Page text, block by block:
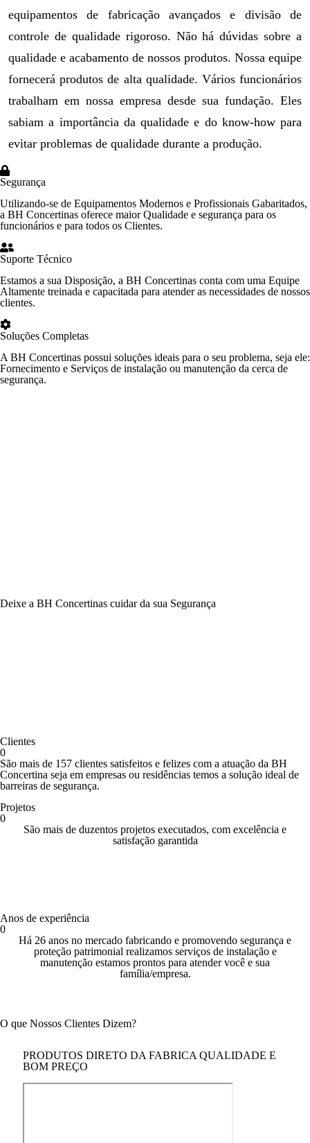
equipamentos de fabricação avançados e divisão de
controle de qualidade rigoroso. Não há dúvidas sobre a
qualidade e acabamento de nossos produtos. Nossa equipe
fornecerá produtos de alta qualidade. Vários funcionários
trabalham em nossa empresa desde sua fundação. Eles
sabiam a importância da qualidade e do know-how para
evitar problemas de qualidade durante a produção.
Segurança
Utilizando-se de Equipamentos Modernos e Profissionais Gabaritados,
a BH Concertinas oferece maior Qualidade e segurança para os
funcionários e para todos os Clientes.
Suporte Técnico
Estamos a sua Disposição, a BH Concertinas conta com uma Equipe
Altamente treinada e capacitada para atender as necessidades de nossos
clientes.
Soluções Completas
A BH Concertinas possui soluções ideais para o seu problema, seja ele:
Fornecimento e Serviços de instalação ou manutenção da cerca de
segurança.
Deixe a BH Concertinas cuidar da sua Segurança
Clientes
0
São mais de 157 clientes satisfeitos e felizes com a atuação da BH
Concertina seja em empresas ou residências temos a solução ideal de
barreiras de segurança.
Projetos
0
São mais de duzentos projetos executados, com excelência e
satisfação garantida
Anos de experiência
0
Há 26 anos no mercado fabricando e promovendo segurança e
proteção patrimonial realizamos serviços de instalação e
manutenção estamos prontos para atender você e sua
família/empresa.
O que Nossos Clientes Dizem?
PRODUTOS DIRETO DA FABRICA QUALIDADE E
BOM PREÇO